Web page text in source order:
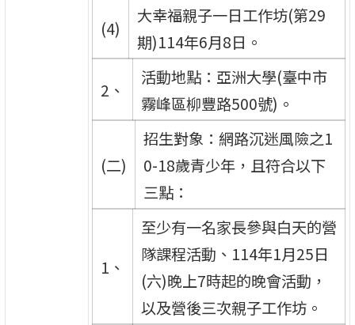
(4)
大幸福親子一日工作坊(第29
期)114年6月8日。
2、
活動地點：亞洲大學(臺中市
霧峰區柳豐路500號)。
(二)
招生對象：網路沉迷風險之1
0-18歲青少年，且符合以下
三點：
1、
至少有一名家長參與白天的營
隊課程活動、114年1月25日
(六)晚上7時起的晚會活動，
以及營後三次親子工作坊。